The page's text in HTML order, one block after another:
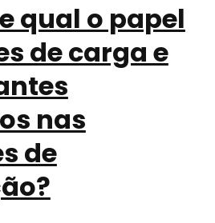
qual o papel
de carga e
nas
de